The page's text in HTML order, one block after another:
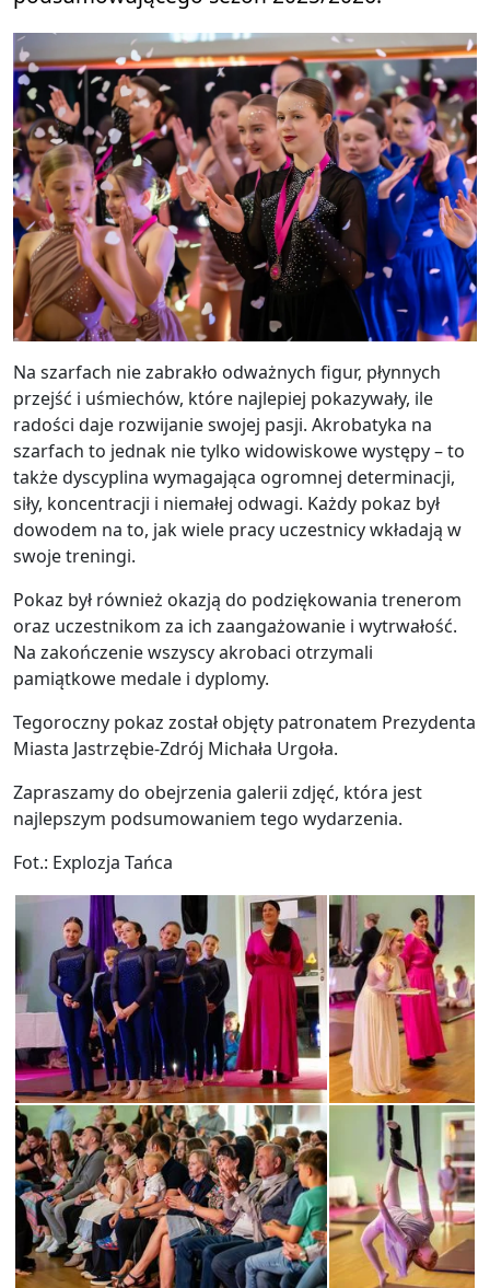
Na szarfach nie zabrakło odważnych figur, płynnych
przejść i uśmiechów, które najlepiej pokazywały, ile
radości daje rozwijanie swojej pasji. Akrobatyka na
szarfach to jednak nie tylko widowiskowe występy – to
także dyscyplina wymagająca ogromnej determinacji,
siły, koncentracji i niemałej odwagi. Każdy pokaz był
dowodem na to, jak wiele pracy uczestnicy wkładają w
swoje treningi.
Pokaz był również okazją do podziękowania trenerom
oraz uczestnikom za ich zaangażowanie i wytrwałość.
Na zakończenie wszyscy akrobaci otrzymali
pamiątkowe medale i dyplomy.
Tegoroczny pokaz został objęty patronatem Prezydenta
Miasta Jastrzębie-Zdrój Michała Urgoła.
Zapraszamy do obejrzenia galerii zdjęć, która jest
najlepszym podsumowaniem tego wydarzenia.
Fot.: Explozja Tańca